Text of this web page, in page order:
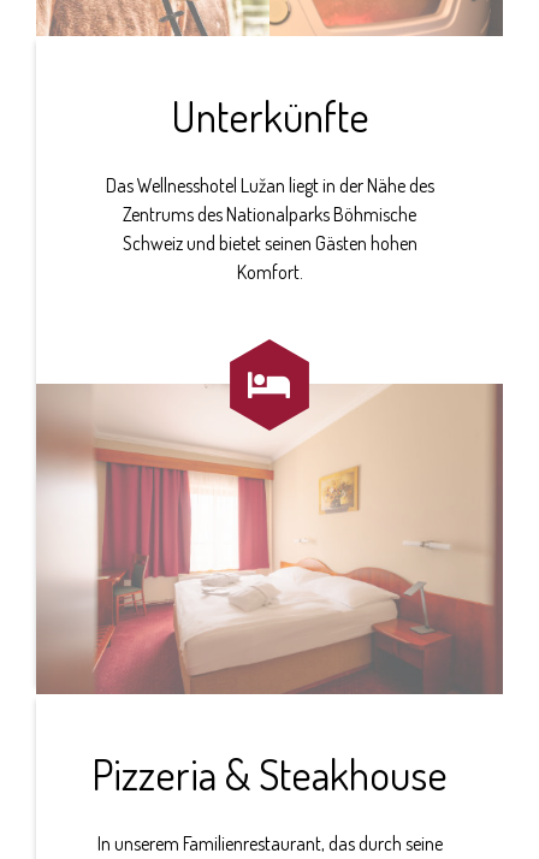
Unterkünfte
Das Wellnesshotel Lužan liegt in der Nähe des
Zentrums des Nationalparks Böhmische
Schweiz und bietet seinen Gästen hohen
Komfort.

Pizzeria & Steakhouse
In unserem Familienrestaurant, das durch seine